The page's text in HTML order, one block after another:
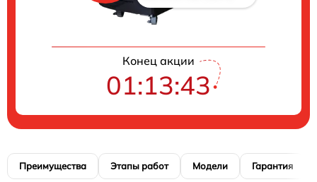
Конец акции
01:13:42
Преимущества Этапы работ Модели Гарантия